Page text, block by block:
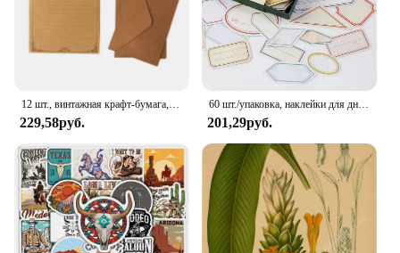
looking to create a cohesive set for a project or
simply need a single roll for a quick refresh, the
Vintage Mud Wall Contact Paper is the perfect
12 шт., винтажная крафт-бумага, бумага для письма в Европейском стиле, бумага для письма, бумажные принадлежности
229,58руб.
60 шт./упаковка, наклейки для дневника
201,29руб.